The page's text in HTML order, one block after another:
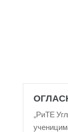
„РиТЕ